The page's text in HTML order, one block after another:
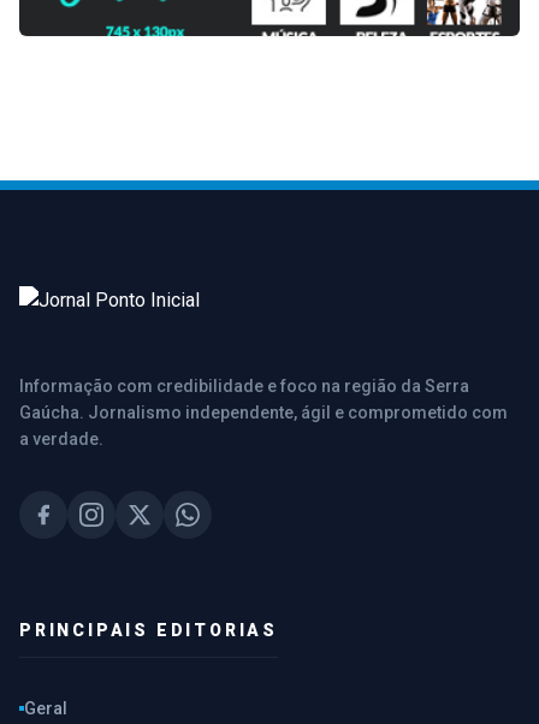
Informação com credibilidade e foco na região da Serra
Gaúcha. Jornalismo independente, ágil e comprometido com
a verdade.
PRINCIPAIS EDITORIAS
Geral